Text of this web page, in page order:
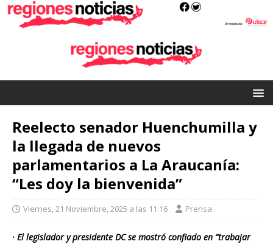
Reelecto senador Huenchumilla y
la llegada de nuevos
parlamentarios a La Araucanía:
“Les doy la bienvenida”
Viernes, 21 Noviembre, 2025 a las 11:16 Prensa
· El legislador y presidente DC se mostró confiado en “trabajar